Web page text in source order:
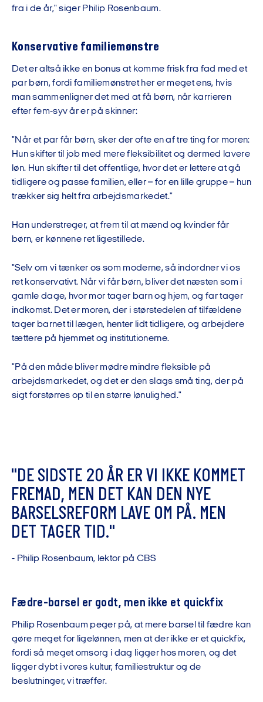
fra i de år," siger Philip Rosenbaum.
Konservative familiemønstre
Det er altså ikke en bonus at komme frisk fra fad med et
par børn, fordi familiemønstret her er meget ens, hvis
man sammenligner det med at få børn, når karrieren
efter fem-syv år er på skinner:
"Når et par får børn, sker der ofte en af tre ting for moren:
Hun skifter til job med mere fleksibilitet og dermed lavere
løn. Hun skifter til det offentlige, hvor det er lettere at gå
tidligere og passe familien, eller – for en lille gruppe – hun
trækker sig helt fra arbejdsmarkedet."
Han understreger, at frem til at mænd og kvinder får
børn, er kønnene ret ligestillede.
"Selv om vi tænker os som moderne, så indordner vi os
ret konservativt. Når vi får børn, bliver det næsten som i
gamle dage, hvor mor tager barn og hjem, og far tager
indkomst. Det er moren, der i størstedelen af tilfældene
tager barnet til lægen, henter lidt tidligere, og arbejdere
tættere på hjemmet og institutionerne.
"På den måde bliver mødre mindre fleksible på
arbejdsmarkedet, og det er den slags små ting, der på
sigt forstørres op til en større lønulighed."
"DE SIDSTE 20 ÅR ERVI IKKE KOMMET
FREMAD, MEN DET KAN DEN NYE
BARSELSREFORM LAVE OM PÅ. MEN
DET TAGER TID."
- Phi ip Rosenbaum, ektor på CBS
Fædre-barsel er godt, men ikke et quickfix
Philip Rosenbaum peger på, at mere barsel til fædre kan
gøre meget for ligelønnen, men at der ikke er et quickfix,
fordi så meget omsorg i dag ligger hos moren, og det
ligger dybt i vores kultur, familiestruktur og de
beslutninger, vi træffer.